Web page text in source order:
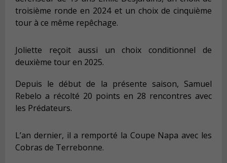
troisième ronde en 2024 et un choix de cinquième
tour à ce même repêchage.
Joliette reçoit aussi un choix conditionnel de
deuxième tour en 2025.
Depuis le début de la présente saison, Samuel
Rebelo a récolté 20 points en 28 rencontres avec
les Prédateurs.
L’an dernier, il a remporté la Coupe Napa avec les
Cobras de Terrebonne.